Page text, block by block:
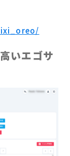
いエゴサ